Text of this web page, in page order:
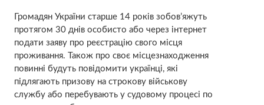
Громадян України старше 14 років зобов’яжуть
протягом 30 днів особисто або через інтернет
подати заяву про реєстрацію свого місця
проживання. Також про своє місцезнаходження
повинні будуть повідомити українці, які
підлягають призову на строкову військову
службу або перебувають у судовому процесі по